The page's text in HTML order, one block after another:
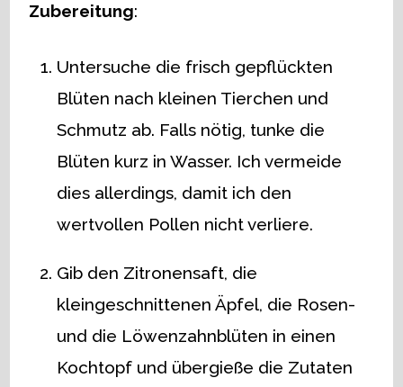
Zubereitung:
Untersuche die frisch gepflückten
Blüten nach kleinen Tierchen und
Schmutz ab. Falls nötig, tunke die
Blüten kurz in Wasser. Ich vermeide
dies allerdings, damit ich den
wertvollen Pollen nicht verliere.
Gib den Zitronensaft, die
kleingeschnittenen Äpfel, die Rosen-
und die Löwenzahnblüten in einen
Kochtopf und übergieße die Zutaten